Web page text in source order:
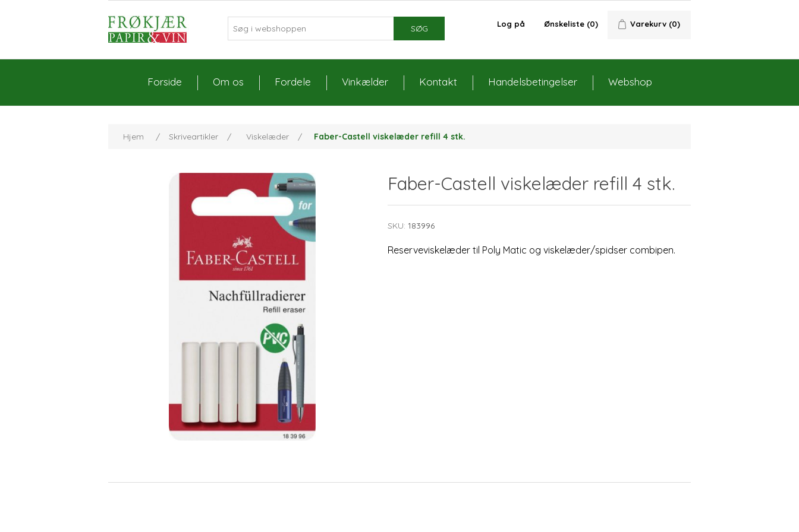
SØG Log på Ønskeliste (0) Varekurv (0)
Forside Om os Fordele Vinkælder Kontakt Handelsbetingelser Webshop
Hjem / Skriveartikler / Viskelæder / Faber-Castell viskelæder refill 4 stk.
Faber-Castell viskelæder refill 4 stk.
SKU: 183996
Reserveviskelæder til Poly Matic og viskelæder/spidser combipen.